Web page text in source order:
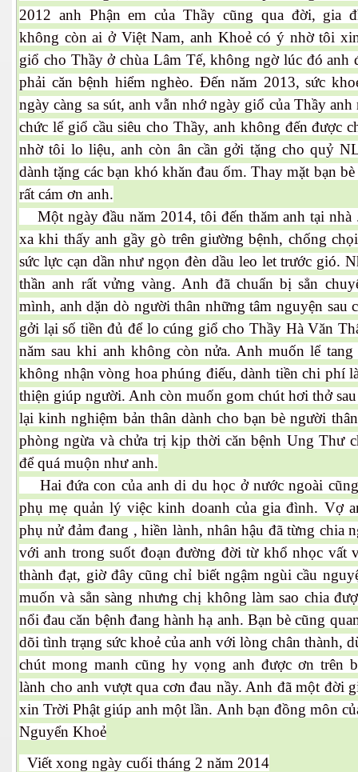
2012 anh Phận em của Thầy cũng qua đời, gia
không còn ai ở Việt Nam, anh Khoẻ có ý nhờ tôi
giổ cho Thầy ở chùa Lâm Tế, không ngờ lúc đó anh
phải căn bệnh hiểm nghèo. Đến năm 2013, sức
ngày càng sa sút, anh vẫn nhớ ngày giổ của Thầy
chức lể giổ cầu siêu cho Thầy, anh không đến được
nhờ tôi lo liệu, anh còn ân cần gởi tặng cho quỷ
dành tặng các bạn khó khăn đau ốm. Thay mặt bạn
rất cám ơn anh.
Một ngày đầu năm 2014, tôi đến thăm anh tại nhà
xa khi thấy anh gầy gò trên giường bệnh, chống
sức lực cạn dần như ngọn đèn dầu leo let trước gió.
thần anh rất vửng vàng. Anh đã chuẩn bị sẳn
mình, anh dặn dò người thân những tâm nguyện sau
gởi lại số tiền đủ để lo cúng giổ cho Thầy Hà Văn
năm sau khi anh không còn nửa. Anh muốn lể tang
không nhận vòng hoa phúng điếu, dành tiền chi phí
thiện giúp người. Anh còn muốn gom chút hơi thở
lại kinh nghiệm bản thân dành cho bạn bè người
phòng ngừa và chửa trị kịp thời căn bệnh Ung Thư
để quá muộn như anh.
Hai đứa con của anh di du học ở nước ngoài
phụ mẹ quản lý việc kinh doanh của gia đình. Vợ
phụ nử đảm đang , hiền lành, nhân hậu đã từng chia
với anh trong suốt đoạn đường đời từ khổ nhọc vất
thành đạt, giờ đây cũng chỉ biết ngậm ngùi cầu
muốn và sẳn sàng nhưng chị không làm sao chia
nổi đau căn bệnh đang hành hạ anh. Bạn bè cũng
dõi tình trạng sức khoẻ của anh với lòng chân thành,
chút mong manh cũng hy vọng anh được ơn trên
lành cho anh vượt qua cơn đau nầy. Anh đã một đời
xin Trời Phật giúp anh một lần. Anh bạn đồng môn
Nguyển Khoẻ
Viết xong ngày cuối tháng 2 năm 2014